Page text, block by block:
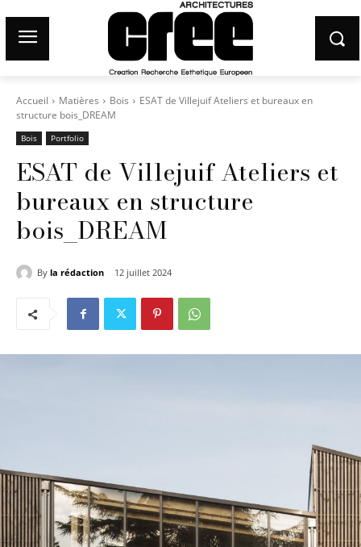
Accueil Matières Bois
ESAT de Villejuif Ateliers et bureaux en
structure bois_DREAM
Bois Portfolio
ESAT de Villejuif Ateliers et
bureaux en structure
bois_DREAM
By la rédaction 12 juillet 2024